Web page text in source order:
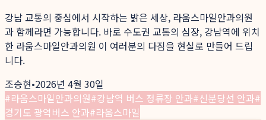
강남 교통의 중심에서 시작하는 밝은 세상, 라움스마일안과의원
과 함께라면 가능합니다. 바로 수도권 교통의 심장, 강남역에 위치
한 라움스마일안과의원 이 여러분의 다짐을 현실로 만들어 드립
니다.
조승현•2026년 4월 30일
#라움스마일안과의원#강남역 버스 정류장 안과#신분당선 안과#
경기도 광역버스 안과#라움스마일